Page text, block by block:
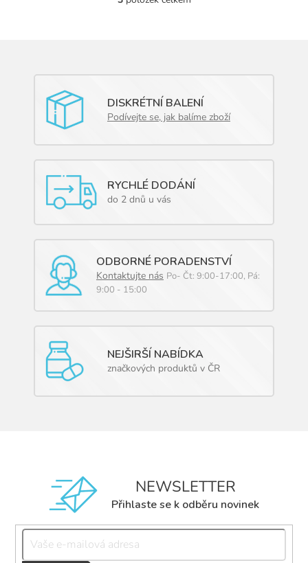
O
í
p
r
k
y
ý
p
s
u
DISKRÉTNÍ BALENÍ
Podívejte se, jak balíme zboží
RYCHLÉ DODÁNÍ
do 2 dnů u vás
ODBORNÉ PORADENSTVÍ
Kontaktujte nás Po- Čt: 9:00-17:00, Pá:
9:00 - 15:00
NEJŠIRŠÍ NABÍDKA
značkových produktů v ČR
NEWSLETTER
Přihlaste se k odběru novinek